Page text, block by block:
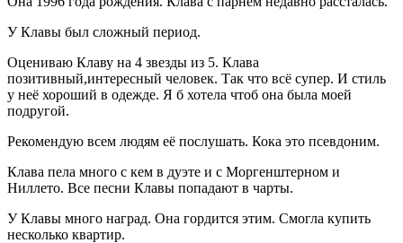
У Клавы был сложный период.
Оцениваю Клаву на 4 звезды из 5. Клава
позитивный,интересный человек. Так что всё супер. И стиль
у неё хороший в одежде. Я б хотела чтоб она была моей
подругой.
Рекомендую всем людям её послушать. Кока это псевдоним.
Клава пела много с кем в дуэте и с Моргенштерном и
Ниллето. Все песни Клавы попадают в чарты.
У Клавы много наград. Она гордится этим. Смогла купить
несколько квартир.